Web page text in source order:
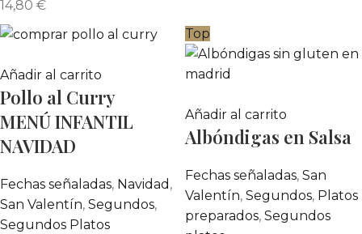
14,80 €
Añadir al carrito
Pollo al Curry
MENÚ INFANTIL
NAVIDAD
Fechas señaladas, Navidad ,
San Valentín, Segundos,
Segundos Platos
Top
Añadir al carrito
Albóndigas en Salsa
Fechas señaladas, San
Valentín, Segundos, Platos
preparados, Segundos